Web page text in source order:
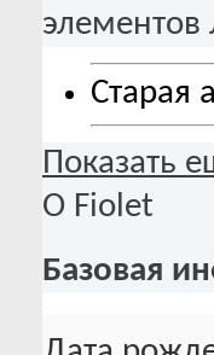
элементов
Старая
Показать
О Fiolet
Базовая